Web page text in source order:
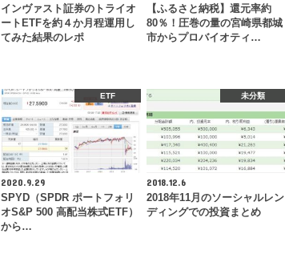
インヴァスト証券のトライオ
ートETFを約４か月程運用し
てみた結果のレポ
【ふるさと納税】還元率約
80％！圧巻の量の宮崎県都城
市からプロバイオティ…
ETF
2020.9.29
SPYD（SPDR ポートフォリ
オS&P 500 高配当株式ETF）
から…
未分類
2018.12.6
2018年11月のソーシャルレン
ディングでの投資まとめ